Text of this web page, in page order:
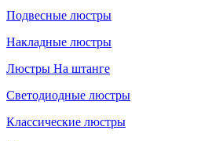
Подвесные люстры
Накладные люстры
Люстры На штанге
Светодиодные люстры
Классические люстры